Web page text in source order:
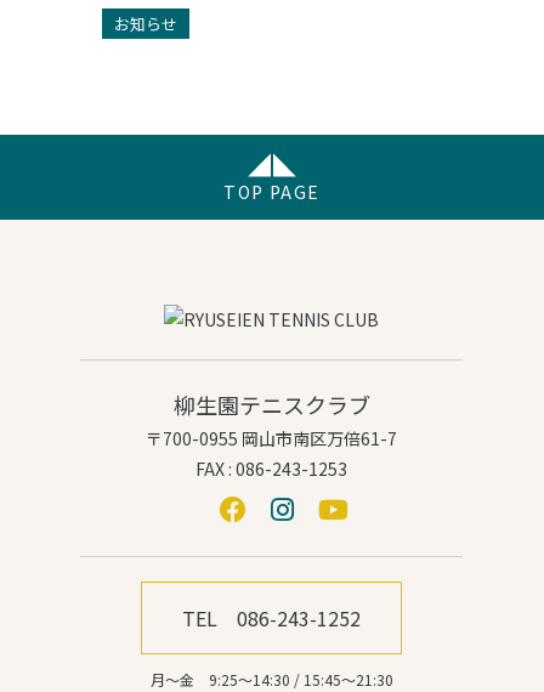
お知らせ
TOP PAGE
柳生園テニスクラブ
〒700-0955 岡山市南区万倍61-7
FAX : 086-243-1253
TEL 086-243-1252
月～金 9:25～14:30 / 15:45～21:30